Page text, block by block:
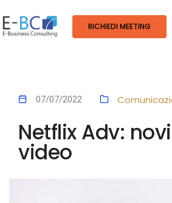
RICHIEDI MEETING
07/07/2022
Netflix Adv:
video